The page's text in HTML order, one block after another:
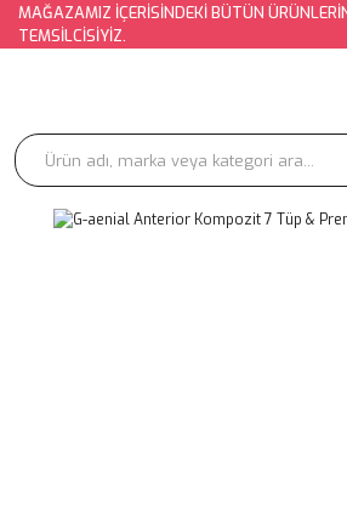
MAĞAZAMIZ İÇERİSİNDEKİ BÜTÜN
TEMSİLCİSİYİZ.